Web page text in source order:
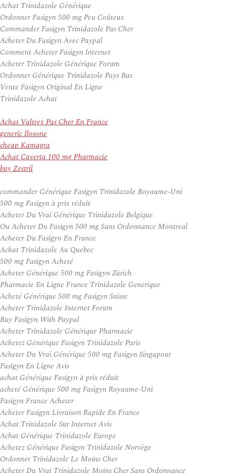
Achat Trinidazole Générique
Ordonner Fasigyn 500 mg Peu Coûteux
Commander Fasigyn Trinidazole Pas Cher
Acheter Du Fasigyn Avec Paypal
Comment Acheter Fasigyn Internet
Acheter Trinidazole Générique Forum
Ordonner Générique Trinidazole Pays Bas
Vente Fasigyn Original En Ligne
Trinidazole Achat
Achat Valtrex Pas Cher En France
generic Ilosone
cheap Kamagra
Achat Caverta 100 mg Pharmacie
buy Zestril
commander Générique Fasigyn Trinidazole Royaume-Uni
500 mg Fasigyn à prix réduit
Acheter Du Vrai Générique Trinidazole Belgique
Ou Acheter Du Fasigyn 500 mg Sans Ordonnance Montreal
Acheter Du Fasigyn En France
Achat Trinidazole Au Quebec
500 mg Fasigyn Acheté
Acheter Générique 500 mg Fasigyn Zürich
Pharmacie En Ligne France Trinidazole Generique
Acheté Générique 500 mg Fasigyn Suisse
Acheter Trinidazole Internet Forum
Buy Fasigyn With Paypal
Acheter Trinidazole Générique Pharmacie
Achetez Générique Fasigyn Trinidazole Paris
Acheter Du Vrai Générique 500 mg Fasigyn Singapour
Fasigyn En Ligne Avis
achat Générique Fasigyn à prix réduit
acheté Générique 500 mg Fasigyn Royaume-Uni
Fasigyn France Acheter
Acheter Fasigyn Livraison Rapide En France
Achat Trinidazole Sur Internet Avis
Achat Générique Trinidazole Europe
Achetez Générique Fasigyn Trinidazole Norvège
Ordonner Trinidazole Le Moins Cher